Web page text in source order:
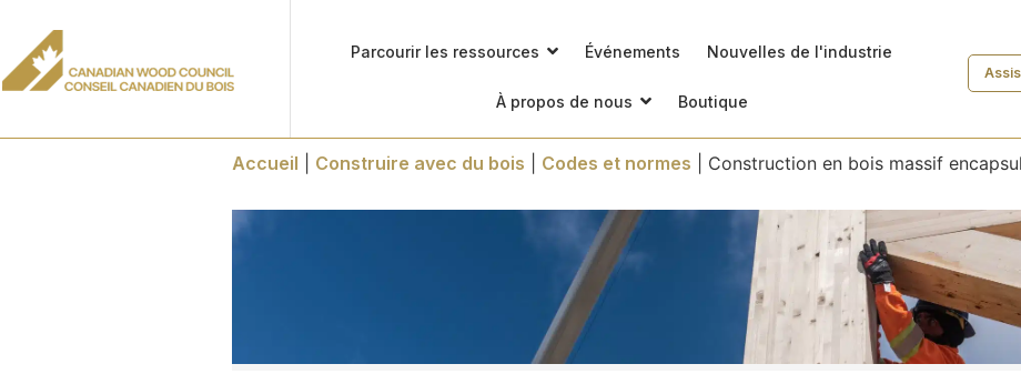
Parcourir les ressources Événements Nouvelles de l'industrie
À propos de nous Boutique
Accueil Construire avec du bois Codes et normes Construction en bois massif